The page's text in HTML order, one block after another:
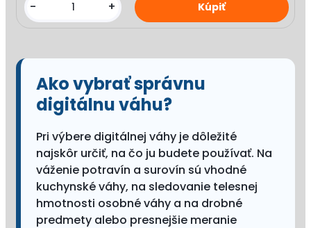
- +
Ako vybrať správnu
digitálnu váhu?
Pri výbere digitálnej váhy je dôležité
najskôr určiť, na čo ju budete používať. Na
váženie potravín a surovín sú vhodné
kuchynské váhy, na sledovanie telesnej
hmotnosti osobné váhy a na drobné
predmety alebo presnejšie meranie